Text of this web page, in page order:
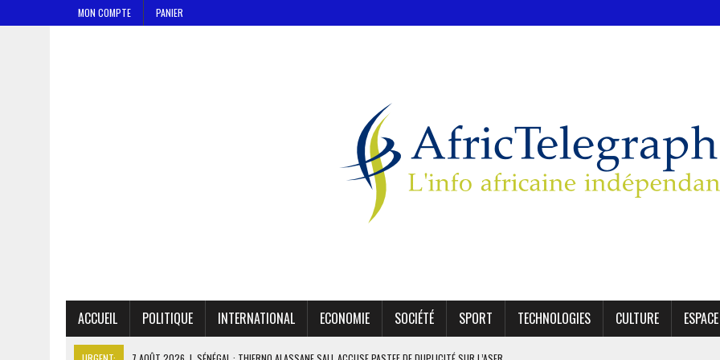
MON COMPTE PANIER
ACCUEIL POLITIQUE INTERNATIONAL ECONOMIE SOCIÉTÉ SPORT TECHNOLOGIES CULTURE